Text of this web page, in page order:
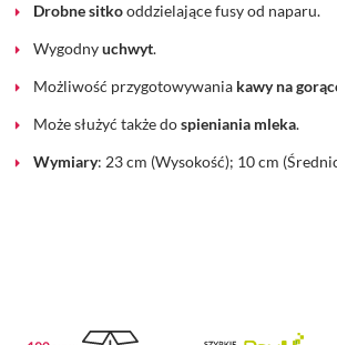
Drobne sitkooddzielające fusy od naparu.
Wygodnyuchwyt.
Możliwość przygotowywania kawy na
Może służyć także dospieniania mleka.
Wymiary: 23 cm (Wysokość); 10 cm